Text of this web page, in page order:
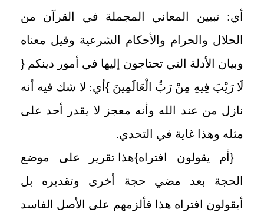
أي: تبيين المعاني المجملة في القرآن من
الحلال والحرام والأحكام الشرعية وقيل معناه
وبيان الأدلة التي تحتاجون إليها في أمور دينكم {
لَا رَيْبَ فِيهِ مِنْ رَبِّ الْعَالَمِينَ} أي: لا شك فيه أنه
نازل من عند الله وأنه معجز لا يقدر أحد على
مثله وهذا غاية في التحدي.
{أم يقولون افتراه}هذا تقرير على موضع
الحجة بعد مضي حجة أخرى وتقديره بل
أيقولون افتراه هذا فألزمهم على الأصل الفاسد